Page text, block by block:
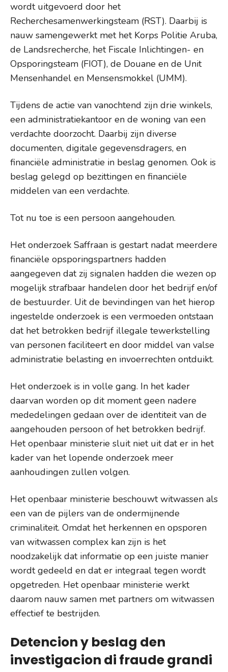
wordt uitgevoerd door het
Recherchesamenwerkingsteam (RST). Daarbij is
nauw samengewerkt met het Korps Politie Aruba,
de Landsrecherche, het Fiscale Inlichtingen- en
Opsporingsteam (FIOT), de Douane en de Unit
Mensenhandel en Mensensmokkel (UMM).
Tijdens de actie van vanochtend zijn drie winkels,
een administratiekantoor en de woning van een
verdachte doorzocht. Daarbij zijn diverse
documenten, digitale gegevensdragers, en
financiële administratie in beslag genomen. Ook is
beslag gelegd op bezittingen en financiële
middelen van een verdachte.
Tot nu toe is een persoon aangehouden.
Het onderzoek Saffraan is gestart nadat meerdere
financiële opsporingspartners hadden
aangegeven dat zij signalen hadden die wezen op
mogelijk strafbaar handelen door het bedrijf en/of
de bestuurder. Uit de bevindingen van het hierop
ingestelde onderzoek is een vermoeden ontstaan
dat het betrokken bedrijf illegale tewerkstelling
van personen faciliteert en door middel van valse
administratie belasting en invoerrechten ontduikt.
Het onderzoek is in volle gang. In het kader
daarvan worden op dit moment geen nadere
mededelingen gedaan over de identiteit van de
aangehouden persoon of het betrokken bedrijf.
Het openbaar ministerie sluit niet uit dat er in het
kader van het lopende onderzoek meer
aanhoudingen zullen volgen.
Het openbaar ministerie beschouwt witwassen als
een van de pijlers van de ondermijnende
criminaliteit. Omdat het herkennen en opsporen
van witwassen complex kan zijn is het
noodzakelijk dat informatie op een juiste manier
wordt gedeeld en dat er integraal tegen wordt
opgetreden. Het openbaar ministerie werkt
daarom nauw samen met partners om witwassen
effectief te bestrijden.
Detencion y beslag den
investigacion di fraude grandi